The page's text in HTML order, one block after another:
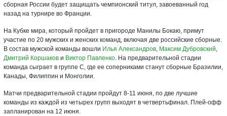
сборная России будет защищать чемпионский титул, завоеванный год
назад на турнире во Франции.
На Кубке мира, который пройдет в пригороде Манилы Бокаю, примут
участие по 20 мужских и женских команд, включая две российские сборные.
В состав мужской команды вошли Илья Александров, Максим Дубровский,
Дмитрий Коршаков и Виктор Павленко. На предварительной стадии
команда сыграет в группе С, где ее соперниками станут сборные Бразилии,
Канады, Филиппин и Монголии.
Матчи предварительной стадии пройдут 8-11 июня, по две лучшие
команды из каждой из четырех групп выходят в четвертьфинал. Плей-офф
запланирован на 12 июня.